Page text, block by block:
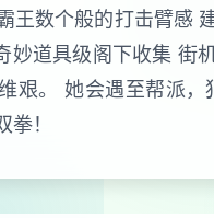
王数个般的打击臂感
妙道具级阁下收集 街
艰。 她会遇至帮派
！